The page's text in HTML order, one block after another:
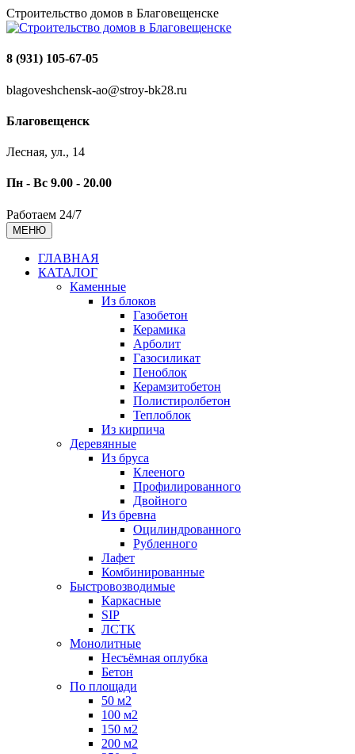
Строительство домов в Благовещенске
8 (931) 105-67-05
blagoveshchensk-ao@stroy-bk28.ru
Благовещенск
Лесная, ул., 14
Пн - Вс 9.00 - 20.00
Работаем 24/7
МЕНЮ
ГЛАВНАЯ
КАТАЛОГ
Каменные
Из блоков
Газобетон
Керамика
Арболит
Газосиликат
Пеноблок
Керамзитобетон
Полистиролбетон
Теплоблок
Из кирпича
Деревянные
Из бруса
Клееного
Профилированного
Двойного
Из бревна
Оцилиндрованного
Рубленного
Лафет
Комбинированные
Быстровозводимые
Каркасные
SIP
ЛСТК
Монолитные
Несъёмная оплубка
Бетон
По площади
50 м2
100 м2
150 м2
200 м2